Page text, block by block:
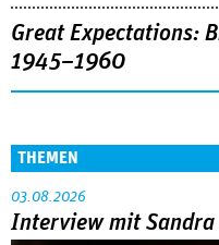
Great Expectations:
1945–1960
THEMEN
03.08.2026
Interview mit